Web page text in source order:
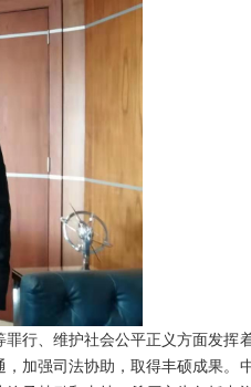
行、维护社会公平正义方面发挥
加强司法协助，取得丰硕成果。